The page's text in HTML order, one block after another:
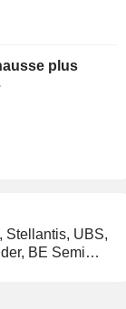
plus
Stellantis, UBS,
BE Semi…